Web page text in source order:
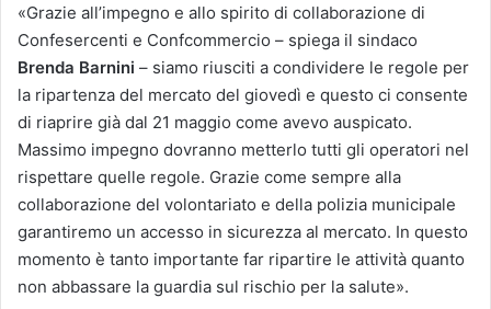
«Grazie all’impegno e allo spirito di collaborazione di
Confesercenti e Confcommercio – spiega il sindaco
Brenda Barnini – siamo riusciti a condividere le regole per
la ripartenza del mercato del giovedì e questo ci consente
di riaprire già dal 21 maggio come avevo auspicato.
Massimo impegno dovranno metterlo tutti gli operatori nel
rispettare quelle regole. Grazie come sempre alla
collaborazione del volontariato e della polizia municipale
garantiremo un accesso in sicurezza al mercato. In questo
momento è tanto importante far ripartire le attività quanto
non abbassare la guardia sul rischio per la salute».